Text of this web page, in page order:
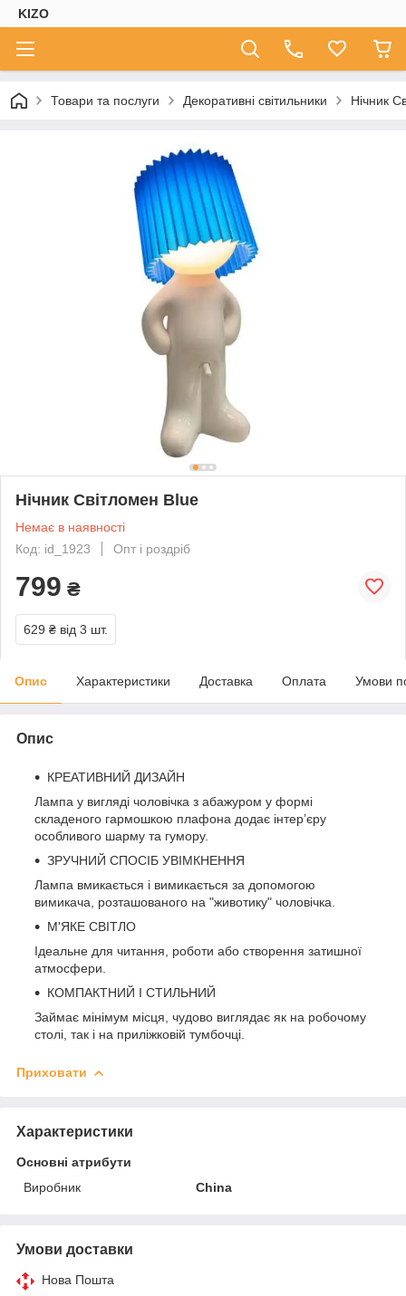
KIZO
Товари та послуги Декоративні світильники Нічник
Нічник Світломен Blue
Немає в наявності
Код: id_1923
Опт і роздріб
799 ₴
629 ₴ від 3 шт.
Опис Характеристики Доставка Оплата Умови
Опис
КРЕАТИВНИЙ ДИЗАЙН
Лампа у вигляді чоловічка з абажуром у формі
складеного гармошкою плафона додає інтер’єру
особливого шарму та гумору.
ЗРУЧНИЙ СПОСІБ УВІМКНЕННЯ
Лампа вмикається і вимикається за допомогою
вимикача, розташованого на "животику" чоловічка.
М'ЯКЕ СВІТЛО
Ідеальне для читання, роботи або створення затишної
атмосфери.
КОМПАКТНИЙ І СТИЛЬНИЙ
Займає мінімум місця, чудово виглядає як на робочому
столі, так і на приліжковій тумбочці.
Приховати
Характеристики
Основні атрибути
Виробник
China
Умови доставки
Нова Пошта